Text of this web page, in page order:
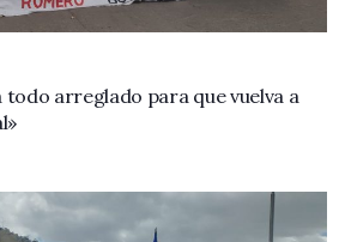
todo arreglado para que vuelva a